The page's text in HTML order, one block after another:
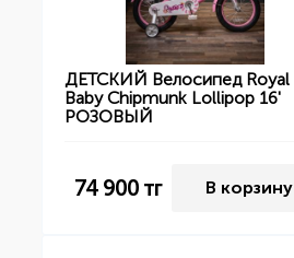
ДЕТСКИЙ Велосипед Royal
Baby Chipmunk Lollipop 16'
РОЗОВЫЙ
74 900тг В корзину